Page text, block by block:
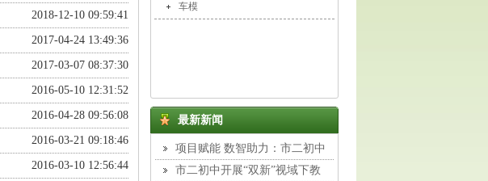
2018-12-10 09:59:41
2017-04-24 13:49:36
2017-03-07 08:37:30
2016-05-10 12:31:52
2016-04-28 09:56:08
2016-03-21 09:18:46
2016-03-10 12:56:44
车模
最新新闻
项目赋能 数智助力：市二初中
组织教师开展专题校本培训
市二初中开展“双新”视域下教